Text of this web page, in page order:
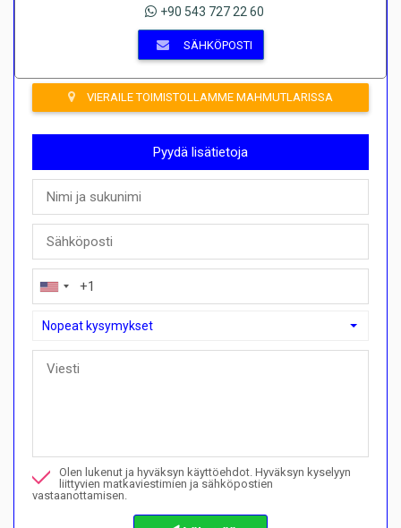
+90 543 727 22 60
SÄHKÖPOSTI
VIERAILE TOIMISTOLLAMME MAHMUTLARISSA
Pyydä lisätietoja
Nopeat kysymykset
Nopeat kysymykset
Haluan varata katselun
Olen lukenut ja hyväksyn käyttöehdot. Hyväksyn kyselyyn
liittyvien matkaviestimien ja sähköpostien
vastaanottamisen.